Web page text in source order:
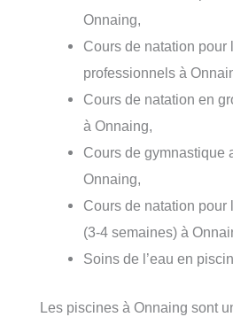
Onnaing,
Cours de natation pour
professionnels à
Cours de natation en
à Onnaing,
Cours de gymnastique
Onnaing,
Cours de natation pour
(3-4 semaines) à
Soins de l’eau en
Les piscines à Onnaing sont